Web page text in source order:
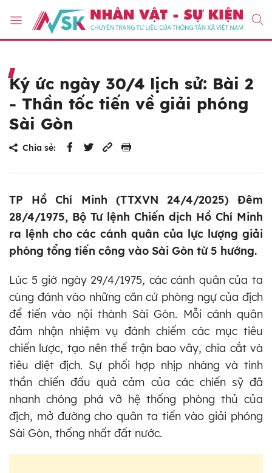
Ký ức ngày 30/4 lịch sử: Bài 2
- Thần tốc tiến về giải phóng
Sài Gòn
Chia sẻ:
TP Hồ Chí Minh (TTXVN 24/4/2025) Đêm
28/4/1975, Bộ Tư lệnh Chiến dịch Hồ Chí Minh
ra lệnh cho các cánh quân của lực lượng giải
phóng tổng tiến công vào Sài Gòn từ 5 hướng.
Lúc 5 giờ ngày 29/4/1975, các cánh quân của ta
cùng đánh vào những căn cứ phòng ngự của địch
để tiến vào nội thành Sài Gòn. Mỗi cánh quân
đảm nhận nhiệm vụ đánh chiếm các mục tiêu
chiến lược, tạo nên thế trận bao vây, chia cắt và
tiêu diệt địch. Sự phối hợp nhịp nhàng và tinh
thần chiến đấu quả cảm của các chiến sỹ đã
nhanh chóng phá vỡ hệ thống phòng thủ của
địch, mở đường cho quân ta tiến vào giải phóng
Sài Gòn, thống nhất đất nước.